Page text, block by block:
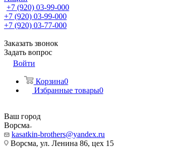
+7 (920) 03-99-000
+7 (920) 03-99-000
+7 (920) 03-77-000
Заказать звонок
Задать вопрос
Войти
Корзина0
Избранные товары0
Ваш город
Ворсма
kasatkin-brothers@yandex.ru
Ворсма, ул. Ленина 86, цех 15